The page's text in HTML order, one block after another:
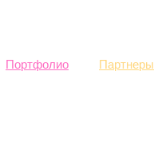
Портфолио Партнеры